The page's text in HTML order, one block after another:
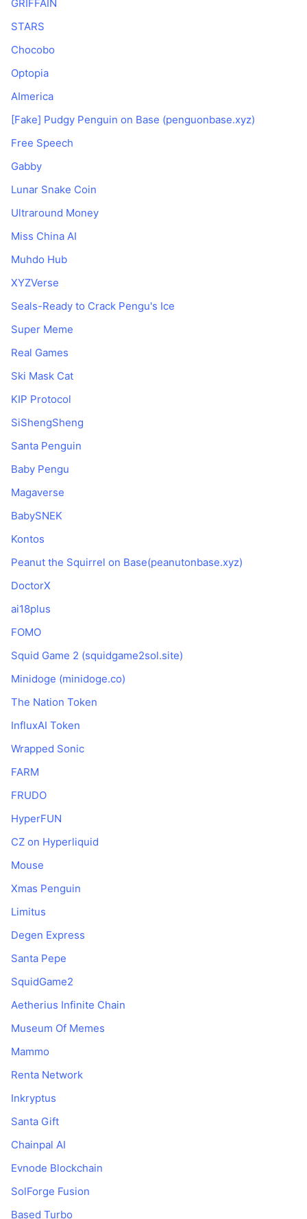
GRIFFAIN
STARS
Chocobo
Optopia
AImerica
[Fake] Pudgy Penguin on Base (penguonbase.xyz)
Free Speech
Gabby
Lunar Snake Coin
Ultraround Money
Miss China AI
Muhdo Hub
XYZVerse
Seals-Ready to Crack Pengu's Ice
Super Meme
Real Games
Ski Mask Cat
KIP Protocol
SiShengSheng
Santa Penguin
Baby Pengu
Magaverse
BabySNEK
Kontos
Peanut the Squirrel on Base(peanutonbase.xyz)
DoctorX
ai18plus
FOMO
Squid Game 2 (squidgame2sol.site)
Minidoge (minidoge.co)
The Nation Token
InfluxAI Token
Wrapped Sonic
FARM
FRUDO
HyperFUN
CZ on Hyperliquid
Mouse
Xmas Penguin
Limitus
Degen Express
Santa Pepe
SquidGame2
Aetherius Infinite Chain
Museum Of Memes
Mammo
Renta Network
Inkryptus
Santa Gift
Chainpal AI
Evnode Blockchain
SolForge Fusion
Based Turbo